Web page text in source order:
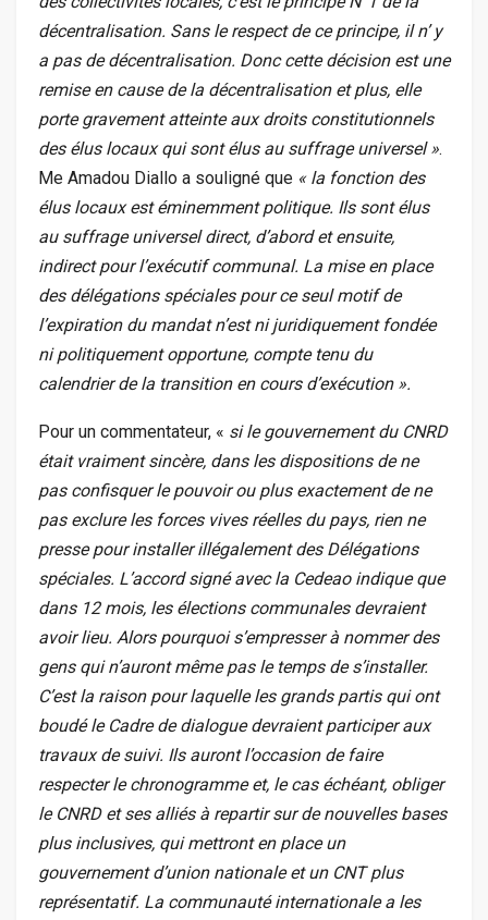
décentralisation. Sans le respect de ce principe, il n’ y
a pas de décentralisation. Donc cette décision est une
remise en cause de la décentralisation et plus, elle
porte gravement atteinte aux droits constitutionnels
des élus locaux qui sont élus au suffrage universel ».
Me Amadou Diallo a souligné que « la fonction des
élus locaux est éminemment politique. Ils sont élus
au suffrage universel direct, d’abord et ensuite,
indirect pour l’exécutif communal. La mise en place
des délégations spéciales pour ce seul motif de
l’expiration du mandat n’est ni juridiquement fondée
ni politiquement opportune, compte tenu du
calendrier de la transition en cours d’exécution ».
Pour un commentateur, « si le gouvernement du CNRD
était vraiment sincère, dans les dispositions de ne
pas confisquer le pouvoir ou plus exactement de ne
pas exclure les forces vives réelles du pays, rien ne
presse pour installer illégalement des Délégations
spéciales. L’accord signé avec la Cedeao indique que
dans 12 mois, les élections communales devraient
avoir lieu. Alors pourquoi s’empresser à nommer des
gens qui n’auront même pas le temps de s’installer.
C’est la raison pour laquelle les grands partis qui ont
boudé le Cadre de dialogue devraient participer aux
travaux de suivi. Ils auront l’occasion de faire
respecter le chronogramme et, le cas échéant, obliger
le CNRD et ses alliés à repartir sur de nouvelles bases
plus inclusives, qui mettront en place un
gouvernement d’union nationale et un CNT plus
représentatif. La communauté internationale a les